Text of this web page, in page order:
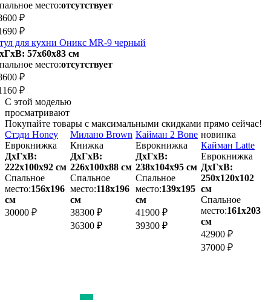
место:отсутствует
₽
₽
для кухни Оникс MR-9 черный
57х60x83 см
место:отсутствует
₽
₽
С этой моделью
просматривают
Покупайте товары с максимальными скидками прямо сейчас!
Стэди Honey
Еврокнижка
ДхГхВ:
222х100x92 см
Спальное
место:156х196
см
30000 ₽
Милано Brown
Книжка
ДхГхВ:
226х100x88 см
Спальное
место:118х196
см
38300 ₽
36300 ₽
Кайман 2 Bone
Еврокнижка
ДхГхВ:
238х104x95 см
Спальное
место:139х195
см
41900 ₽
39300 ₽
новинка
Кайман Latte
Еврокнижка
ДхГхВ:
250х120x102
см
Спальное
место:161х203
см
42900 ₽
37000 ₽